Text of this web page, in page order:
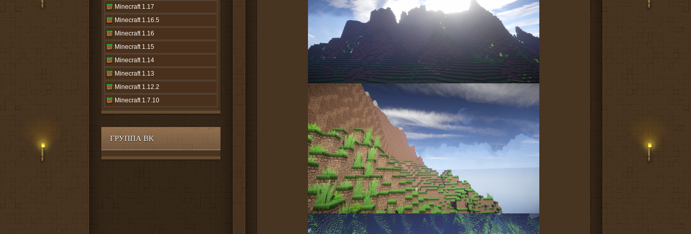
Minecraft 1.17
Minecraft 1.16.5
Minecraft 1.16
Minecraft 1.15
Minecraft 1.14
Minecraft 1.13
Minecraft 1.12.2
Minecraft 1.7.10
ГРУППА ВК